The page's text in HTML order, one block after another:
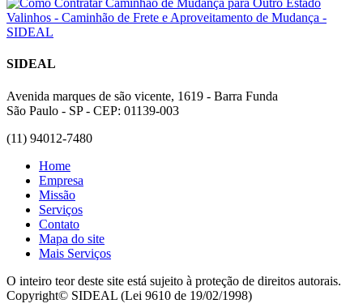
SIDEAL
Avenida marques de são vicente, 1619 - Barra Funda
São Paulo - SP - CEP: 01139-003
(11) 94012-7480
Home
Empresa
Missão
Serviços
Contato
Mapa do site
Mais Serviços
O inteiro teor deste site está sujeito à proteção de direitos autorais.
Copyright© SIDEAL (Lei 9610 de 19/02/1998)